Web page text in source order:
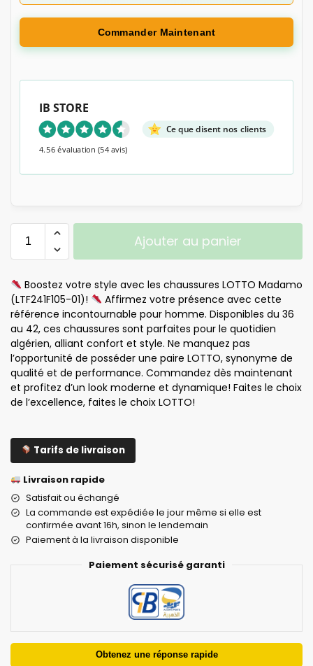
Commander Maintenant
IB STORE
Ce que disent nos clients
4.56 évaluation (54 avis)
Ajouter au panier
Boostez votre style avec les chaussures LOTTO Madamo
(LTF241F105-01)!
Affirmez votre présence avec cette
référence incontournable pour homme. Disponibles du 36
au 42, ces chaussures sont parfaites pour le quotidien
algérien, alliant confort et style. Ne manquez pas
l’opportunité de posséder une paire LOTTO, synonyme de
qualité et de performance. Commandez dès maintenant
et profitez d’un look moderne et dynamique! Faites le choix
de l’excellence, faites le choix LOTTO!
Tarifs de livraison
Livraison rapide
Satisfait ou échangé
La commande est expédiée le jour même si elle est
confirmée avant 16h, sinon le lendemain
Paiement à la livraison disponible
Paiement sécurisé garanti
Obtenez une réponse rapide